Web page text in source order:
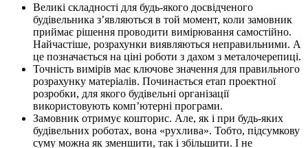
Великі складності для будь-якого досвідченого
будівельника з’являються в той момент, коли замовник
приймає рішення проводити вимірювання самостійно.
Найчастіше, розрахунки виявляються неправильними. А
це позначається на ціні роботи з дахом з металочерепиці.
Точність вимірів має ключове значення для правильного
розрахунку матеріалів. Починається етап проектної
розробки, для якого будівельні організації
використовують комп’ютерні програми.
Замовник отримує кошторис. Але, як і при будь-яких
будівельних роботах, вона «рухлива». Тобто, підсумкову
суму можна як зменшити, так і збільшити. І не